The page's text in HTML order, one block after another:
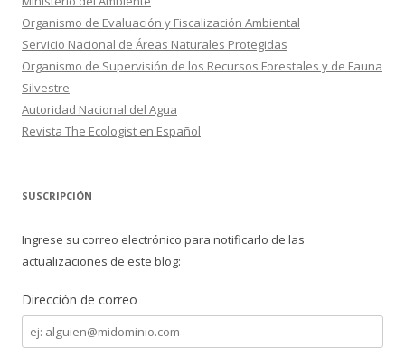
Organismo de Evaluación y Fiscalización Ambiental
Servicio Nacional de Áreas Naturales Protegidas
Organismo de Supervisión de los Recursos Forestales y de Fauna
Silvestre
Autoridad Nacional del Agua
Revista The Ecologist en Español
SUSCRIPCIÓN
Ingrese su correo electrónico para notificarlo de las
actualizaciones de este blog:
Dirección de correo
Dirección
de
correo